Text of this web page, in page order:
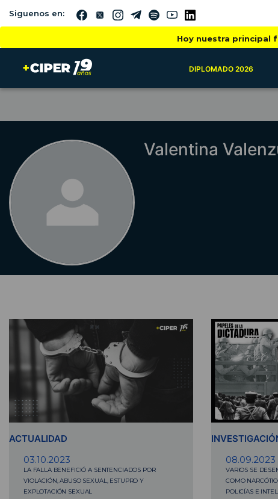
Siguenos en:
Hoy nuestra principal
DIPLOMADO 2026
Valentina
ACTUALIDAD
03.10.2023
LA FALLA BENEFICIÓ A SENTENCIADOS POR
VIOLACIÓN, ABUSO SEXUAL, ESTUPRO Y
EXPLOTACIÓN SEXUAL
08.09.2023
VARIOS SE
COMO
POLICÍAS E